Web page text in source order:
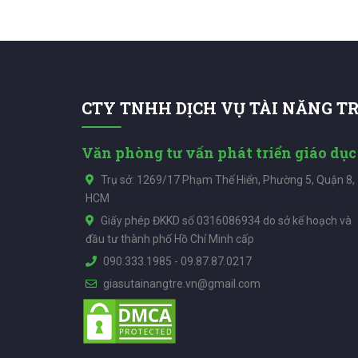
CTY TNHH DỊCH VỤ TÀI NĂNG
Văn phòng tư vấn phát triển giáo dục
Trụ sở: 1269/17 Phạm Thế Hiển, Phường 5, Quận 8,
HCM
Giấy phép ĐKKD số 0316086934 do sở kế hoạch và
đầu tư thành phố Hồ Chí Minh cấp
090.333.1985 - 09.87.87.0217
giasutainangtre.vn@gmail.com